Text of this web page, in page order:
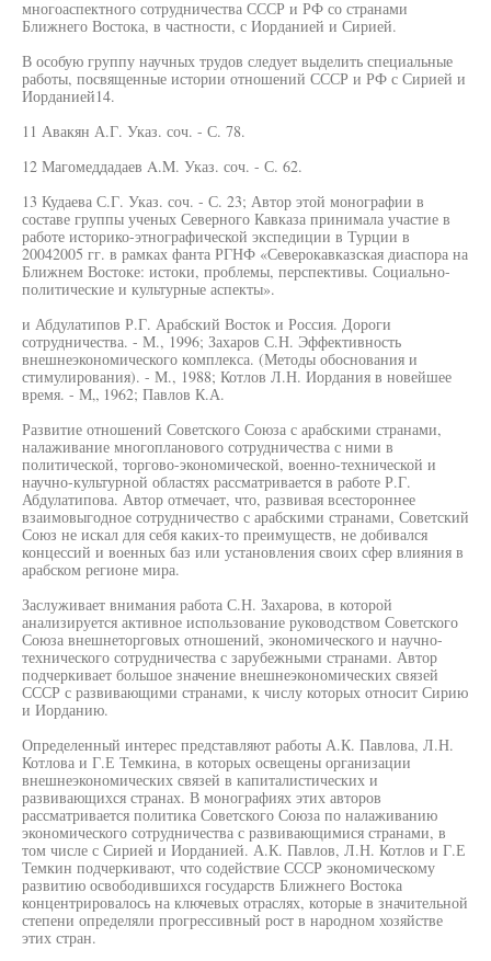
многоаспектного сотрудничества СССР и РФ со странами
Ближнего Востока, в частности, с Иорданией и Сирией.
В особую группу научных трудов следует выделить специальные
работы, посвященные истории отношений СССР и РФ с Сирией и
Иорданией14.
11 Авакян А.Г. Указ. соч. - С. 78.
12 Магомеддадаев A.M. Указ. соч. - С. 62.
13 Кудаева С.Г. Указ. соч. - С. 23; Автор этой монографии в
составе группы ученых Северного Кавказа принимала участие в
работе историко-этнографической экспедиции в Турции в
20042005 гг. в рамках фанта РГНФ «Северокавказская диаспора на
Ближнем Востоке: истоки, проблемы, перспективы. Социально-
политические и культурные аспекты».
и Абдулатипов Р.Г. Арабский Восток и Россия. Дороги
сотрудничества. - М., 1996; Захаров С.Н. Эффективность
внешнеэкономического комплекса. (Методы обоснования и
стимулирования). - М., 1988; Котлов Л.Н. Иордания в новейшее
время. - М„ 1962; Павлов К.А.
Развитие отношений Советского Союза с арабскими странами,
налаживание многопланового сотрудничества с ними в
политической, торгово-экономической, военно-технической и
научно-культурной областях рассматривается в работе Р.Г.
Абдулатипова. Автор отмечает, что, развивая всестороннее
взаимовыгодное сотрудничество с арабскими странами, Советский
Союз не искал для себя каких-то преимуществ, не добивался
концессий и военных баз или установления своих сфер влияния в
арабском регионе мира.
Заслуживает внимания работа С.Н. Захарова, в которой
анализируется активное использование руководством Советского
Союза внешнеторговых отношений, экономического и научно-
технического сотрудничества с зарубежными странами. Автор
подчеркивает большое значение внешнеэкономических связей
СССР с развивающими странами, к числу которых относит Сирию
и Иорданию.
Определенный интерес представляют работы А.К. Павлова, Л.Н.
Котлова и Г.Е Темкина, в которых освещены организации
внешнеэкономических связей в капиталистических и
развивающихся странах. В монографиях этих авторов
рассматривается политика Советского Союза по налаживанию
экономического сотрудничества с развивающимися странами, в
том числе с Сирией и Иорданией. А.К. Павлов, Л.Н. Котлов и Г.Е
Темкин подчеркивают, что содействие СССР экономическому
развитию освободившихся государств Ближнего Востока
концентрировалось на ключевых отраслях, которые в значительной
степени определяли прогрессивный рост в народном хозяйстве
этих стран.